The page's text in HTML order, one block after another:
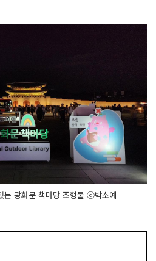
는 광화문 책마당 조형물 ⓒ박소예